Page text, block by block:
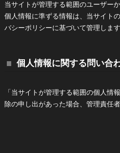
当サイトが管理する範囲のユーザー
個人情報に準ずる情報は、当サイト
バシーポリシーに基づいて管理します
個人情報に関する問い合
「当サイトが管理する範囲の個人情
除の申し出があった場合、管理責任